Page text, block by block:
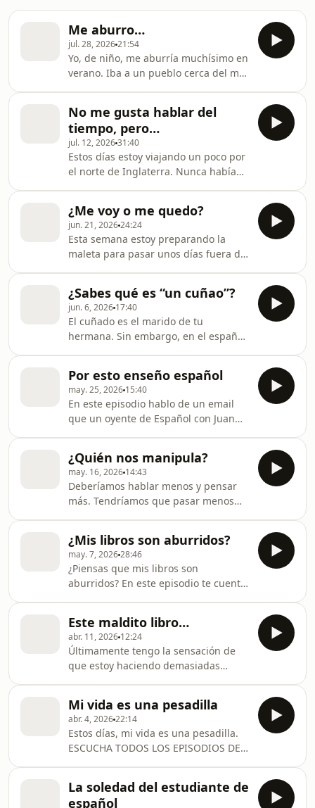
Me aburro…
jul. 28, 202621:54
Yo, de niño, me aburría muchísimo en
verano. Iba a un pueblo cerca del mar
ostra. Pero creo que ahora ya nadie se
aburre. Con internet, las redes
sociales y los móviles… ¡Es casi
imposible aburrirse! Y ese es
precisamente el problema. Porque yo
creo que aburrirse de vez en
cuando es bueno.
No me gusta hablar del
tiempo, pero…
jul. 12, 202631:40
Estos días estoy viajando un poco por
el norte de Inglaterra. Nunca había
muy poco del resto del país. Así que
este verano he decidido viajar un
poco y ver cómo es realmente el Reino
Unido. Te lo cuento todo en nuestro
podcast.
¿Me voy o me quedo?
jun. 21, 202624:24
Esta semana estoy preparando la
maleta para pasar unos días fuera de
ambiente, hablo de la vida en las
grandes ciudades y recuerdo mi
primera experiencia en un pequeño
pueblo inglés, cuando llegué a
Inglaterra hace muchos años para
trabajar en una fábrica. ¿Es verdad
que en los pueblos la gente es más
amable? Bueno… depende.
¿Sabes qué es “un cuñao”?
jun. 6, 2026 17:40
El cuñado es el marido de tu
hermana. Sin embargo, en el español
no de tu familia. Hoy vemos qué
significa ser un cuñado en España.
Por esto enseño español
may. 25, 2026 15:40
En este episodio hablo de un email
que un oyente de Español con Juan
bonito de enseñar un idioma.
¿Quién nos manipula?
may. 16, 2026 14:43
Deberíamos hablar menos y pensar
más. Tendríamos que pasar menos
¿Mis libros son aburridos?
may. 7, 202628:46
¿Piensas que mis libros son
aburridos? En este episodio te cuento
PODCAST: https://1001reasonstolearnspanish.com/
Este maldito libro…
abr. 11, 2026 12:24
Últimamente tengo la sensación de
que estoy haciendo demasiadas
EPISODIOS DE NUESTRO
PODCAST: https://1001reasonstolearnspanish.com/
Mi vida es una pesadilla
abr. 4, 202622:14
Estos días, mi vida es una pesadilla.
ESCUCHA TODOS LOS EPISODIOS DE
PODCAST: https://1001reasonstolearnspanish.com/
La soledad del estudiante de
español